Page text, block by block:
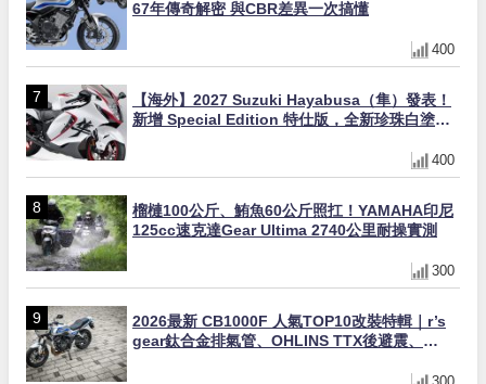
67年傳奇解密 與CBR差異一次搞懂
400
【海外】2027 Suzuki Hayabusa（隼）發表！
新增 Special Edition 特仕版，全新珍珠白塗裝
400
榴槤100公斤、鮪魚60公斤照扛！YAMAHA印尼
125cc速克達Gear Ultima 2740公里耐操實測
300
2026最新 CB1000F 人氣TOP10改裝特輯｜r’s
gear鈦合金排氣管、OHLINS TTX後避震、